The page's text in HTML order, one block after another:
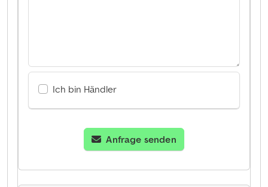
Ich bin Händler
Anfrage senden